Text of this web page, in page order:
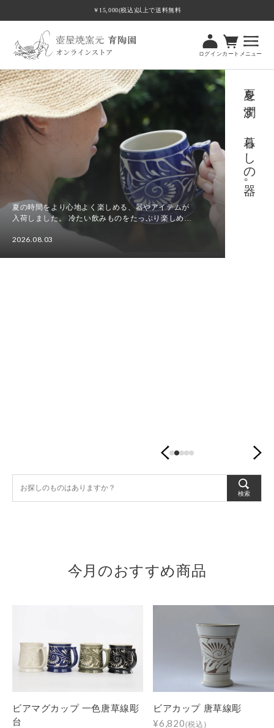
む
￥15,000(税込)以上で送料無料
ログイン カート メニュー
夏を潤す、暮らしの器。
夏の時間をより心地よく楽しめる、器やアイテムが
入荷しました。 冷たい飲みものをたっぷり楽しめる
ビアマグカップやビアカップをはじめ、食卓に涼や
かさを添える水差し、さまざまな場面で使いやすい
2026.08.03
検索
今月のおすすめ商品
ビアマグカップ 一色唐草線彫
台
ビアカップ 唐草線彫
¥6,820(税込)